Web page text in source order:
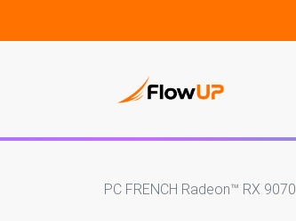
PC FRENCH Radeon™ RX 9070